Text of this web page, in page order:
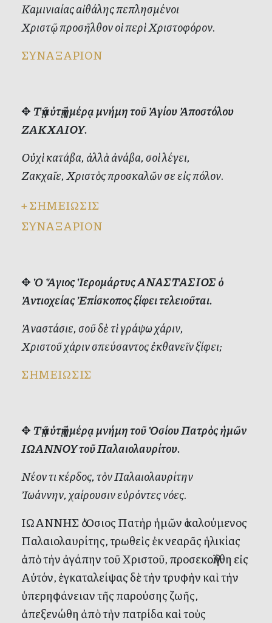
Καμινιαίας αἰθάλης πεπλησμένοι
Χριστῷ προσῆλθον οἱ περὶ Χριστοφόρον.
ΣΥΝΑΞΑΡΙΟΝ
✥Τῇ αὐτῇ ἡμέρᾳ μνήμη τοῦ Ἁγίου Ἀποστόλου
ΖΑΚΧΑΙΟΥ.
Οὐχὶ κατάβα, ἀλλὰ ἀνάβα, σοὶ λέγει,
Ζακχαῖε, Χριστὸς προσκαλῶν σε εἰς πόλον.
+ΣΗΜΕΙΩΣΙΣ
ΣΥΝΑΞΑΡΙΟΝ
✥ Ὁ Ἅγιος Ἱερομάρτυς ΑΝΑΣΤΑΣΙΟΣ ὁ
Ἀντιοχείας Ἐπίσκοπος ξίφει τελειοῦται.
Ἀναστάσιε, σοῦ δὲ τὶ γράψω χάριν,
Χριστοῦ χάριν σπεύσαντος ἐκθανεῖν ξίφει;
ΣΗΜΕΙΩΣΙΣ
✥Τῇ αὐτῇ ἡμέρᾳ μνήμη τοῦ Ὁσίου Πατρὸς ἡμῶν
ΙΩΑΝΝΟΥ τοῦ Παλαιολαυρίτου.
Νέον τι κέρδος, τὸν Παλαιολαυρίτην
Ἰωάννην, χαίρουσιν εὑρόντες νόες.
ΙΩΑΝΝΗΣ ὁ Ὅσιος Πατὴρ ἡμῶν ὁ καλούμενος
Παλαιολαυρίτης, τρωθεὶς ἐκ νεαρᾶς ἡλικίας
ἀπὸ τὴν ἀγάπην τοῦ Χριστοῦ, προσεκολλήθη εἰς
Αὐτόν, ἐγκαταλείψας δὲ τὴν τρυφὴν καὶ τὴν
ὑπερηφάνειαν τῆς παρούσης ζωῆς,
ἀπεξενώθη ἀπὸ τὴν πατρίδα καὶ τοὺς